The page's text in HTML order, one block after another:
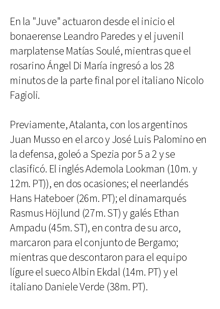
En la "Juve" actuaron desde el inicio el
bonaerense Leandro Paredes y el juvenil
marplatense Matías Soulé, mientras que el
rosarino Ángel Di María ingresó a los 28
minutos de la parte final por el italiano Nicolo
Fagioli.
Previamente, Atalanta, con los argentinos
Juan Musso en el arco y José Luis Palomino en
la defensa, goleó a Spezia por 5 a 2 y se
clasificó. El inglés Ademola Lookman (10m. y
12m. PT)), en dos ocasiones; el neerlandés
Hans Hateboer (26m. PT); el dinamarqués
Rasmus Höjlund (27m. ST) y galés Ethan
Ampadu (45m. ST), en contra de su arco,
marcaron para el conjunto de Bergamo;
mientras que descontaron para el equipo
lígure el sueco Albin Ekdal (14m. PT) y el
italiano Daniele Verde (38m. PT).